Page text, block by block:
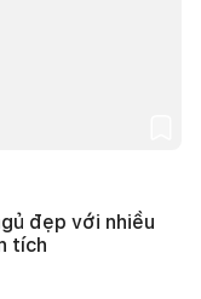
đẹp với nhiều
tích